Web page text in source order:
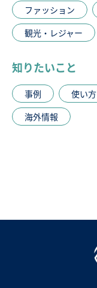
ファッション
観光・レジャー
知りたいこと
事例 使い方
海外情報